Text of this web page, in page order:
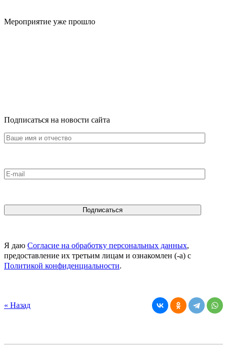
Мероприятие уже прошло
Подписаться на новости сайта
Я даю Согласие на обработку персональных данных,
предоставление их третьим лицам и ознакомлен (-а) c
Политикой конфиденциальности.
« Назад